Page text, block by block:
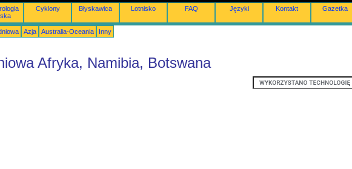
Cyklony Błyskawica Lotnisko FAQ Języki Kontakt Gazetka
Azja Australia-Oceania
Inny
Afryka, Namibia, Botswana